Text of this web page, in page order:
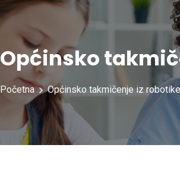
Općinsko
Početna Općinsko takmičenje iz robotike